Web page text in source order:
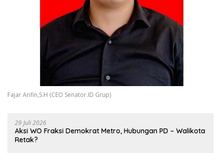
Fajar Arifin,S.H (CEO Senator.ID Grup)
29 Juli 2026
Aksi WO Fraksi Demokrat Metro, Hubungan PD – Walikota
Retak?